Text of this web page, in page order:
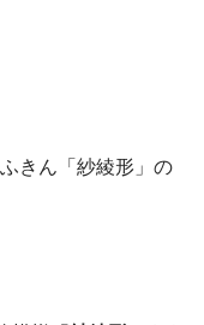
きん「紗綾形」の